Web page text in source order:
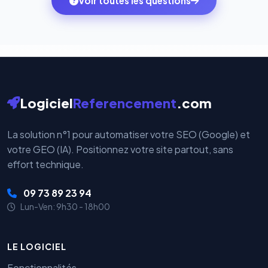
votre historique.
par nos serveurs — elles sont gérées directement et
LogicielReferencement.com
La solution n°1 pour automatiser votre SEO (Google) et
votre GEO (IA). Positionnez votre site partout, sans
effort technique.
09 73 89 23 94
Lun-Ven: 9h30 - 18h00
LE LOGICIEL